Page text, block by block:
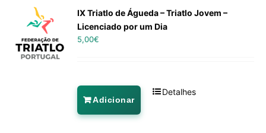
IX Triatlo de Águeda – Triatlo Jovem –
Licenciado por um Dia
5,00€
Adicionar
Detalhes